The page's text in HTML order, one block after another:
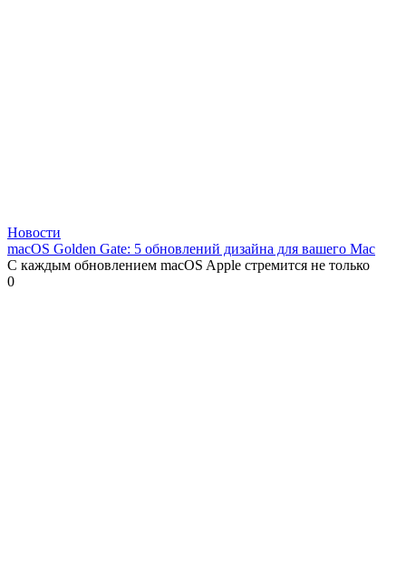
Новости
macOS Golden Gate: 5 обновлений дизайна для вашего Mac
С каждым обновлением macOS Apple стремится не только
0